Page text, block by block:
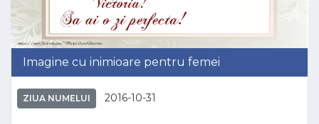
Imagine cu inimioare pentru femei
ZIUA NUMELUI 2016-10-31